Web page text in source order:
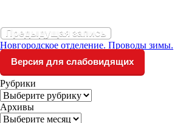
Предыдущая запись
Новгородское отделение. Проводы зимы.
Версия для слабовидящих
Рубрики
Рубрики
Архивы
Архивы